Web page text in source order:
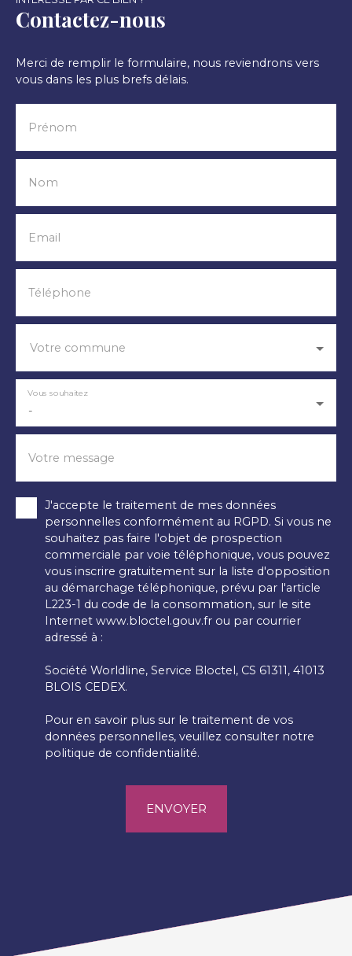
Contactez-nous
Merci de remplir le formulaire, nous reviendrons vers
vous dans les plus brefs délais.
Prénom
Nom
Email
Téléphone
Votre commune
-
Vous souhaitez
Votre message
J'accepte le traitement de mes données
personnelles conformément au RGPD. Si vous ne
souhaitez pas faire l'objet de prospection
commerciale par voie téléphonique, vous pouvez
vous inscrire gratuitement sur la liste d'opposition
au démarchage téléphonique, prévu par l'article
L223-1 du code de la consommation, sur le site
Internet www.bloctel.gouv.fr ou par courrier
adressé à :
Société Worldline, Service Bloctel, CS 61311, 41013
BLOIS CEDEX.
Pour en savoir plus sur le traitement de vos
données personnelles, veuillez consulter notre
politique de confidentialité.
ENVOYER